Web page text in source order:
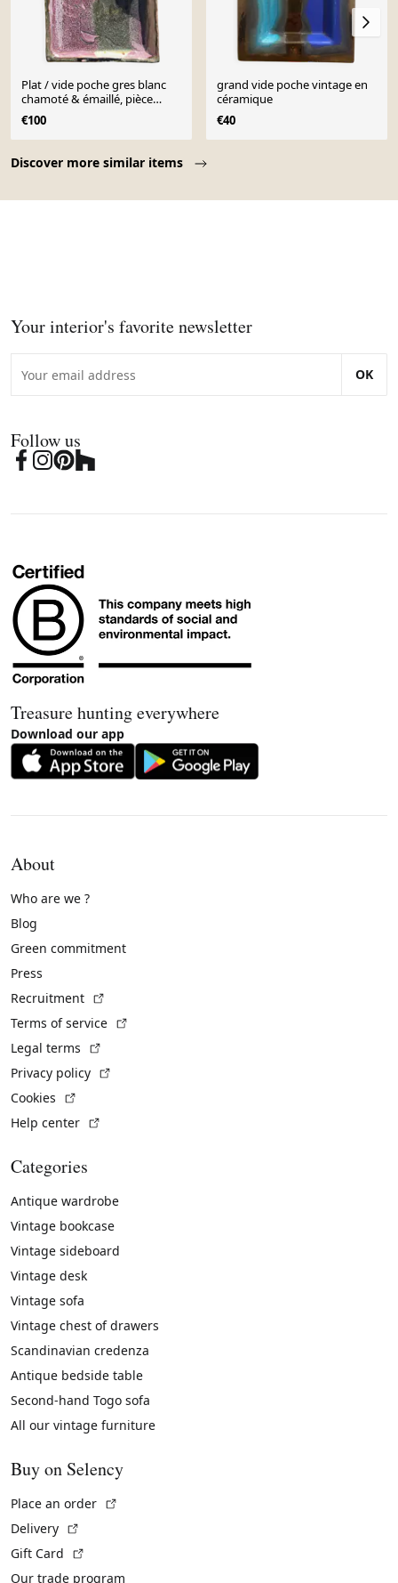
Discover more similar items
Plat / vide poche gres blanc
chamoté & émaillé, pièce
d'atelier signée 1970
€100
grand vide poche vintage en
céramique
€40
Your interior's favorite newsletter
OK
Follow us
Treasure hunting everywhere
Download our app
About
Who are we ?
Blog
Green commitment
Press
Recruitment
Terms of service
Legal terms
Privacy policy
Cookies
Help center
Categories
Antique wardrobe
Vintage bookcase
Vintage sideboard
Vintage desk
Vintage sofa
Vintage chest of drawers
Scandinavian credenza
Antique bedside table
Second-hand Togo sofa
All our vintage furniture
Buy on Selency
Place an order
Delivery
Gift Card
Our trade program